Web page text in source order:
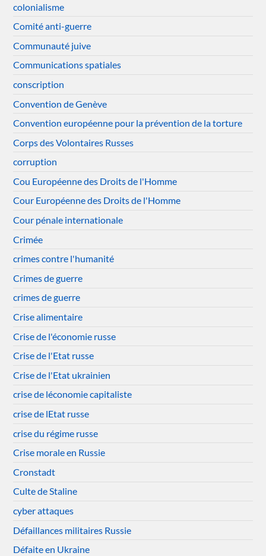
colonialisme
Comité anti-guerre
Communauté juive
Communications spatiales
conscription
Convention de Genève
Convention européenne pour la prévention de la torture
Corps des Volontaires Russes
corruption
Cou Européenne des Droits de l'Homme
Cour Européenne des Droits de l'Homme
Cour pénale internationale
Crimée
crimes contre l'humanité
Crimes de guerre
crimes de guerre
Crise alimentaire
Crise de l'économie russe
Crise de l'Etat russe
Crise de l'Etat ukrainien
crise de léconomie capitaliste
crise de lEtat russe
crise du régime russe
Crise morale en Russie
Cronstadt
Culte de Staline
cyber attaques
Défaillances militaires Russie
Défaite en Ukraine